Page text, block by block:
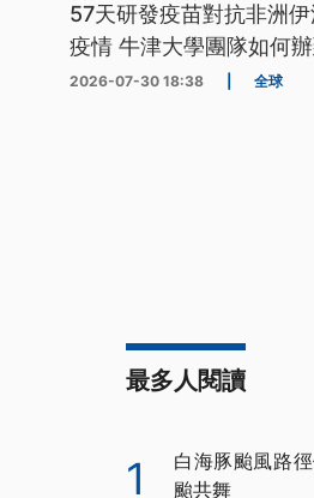
57天研發疫苗對抗非洲
疫情 牛津大學團隊如何辦
2026-07-30 18:38 全球
最多人閱讀
1
白海豚颱風路
颱共舞